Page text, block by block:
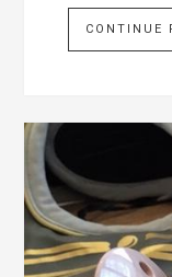
CONTINUE